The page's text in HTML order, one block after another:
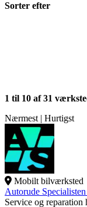
Sorter efter
1 til 10 af 31
Nærmest | Hurtigst
Mobilt bilværksted
Autorude
Service og reparation